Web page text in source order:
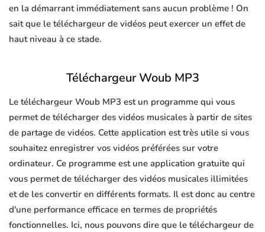
en la démarrant immédiatement sans aucun problème ! On
sait que le téléchargeur de vidéos peut exercer un effet de
haut niveau à ce stade.
Téléchargeur Woub MP3
Le téléchargeur Woub MP3 est un programme qui vous
permet de télécharger des vidéos musicales à partir de sites
de partage de vidéos. Cette application est très utile si vous
souhaitez enregistrer vos vidéos préférées sur votre
ordinateur. Ce programme est une application gratuite qui
vous permet de télécharger des vidéos musicales illimitées
et de les convertir en différents formats. Il est donc au centre
d'une performance efficace en termes de propriétés
fonctionnelles. Ici, nous pouvons dire que le téléchargeur de